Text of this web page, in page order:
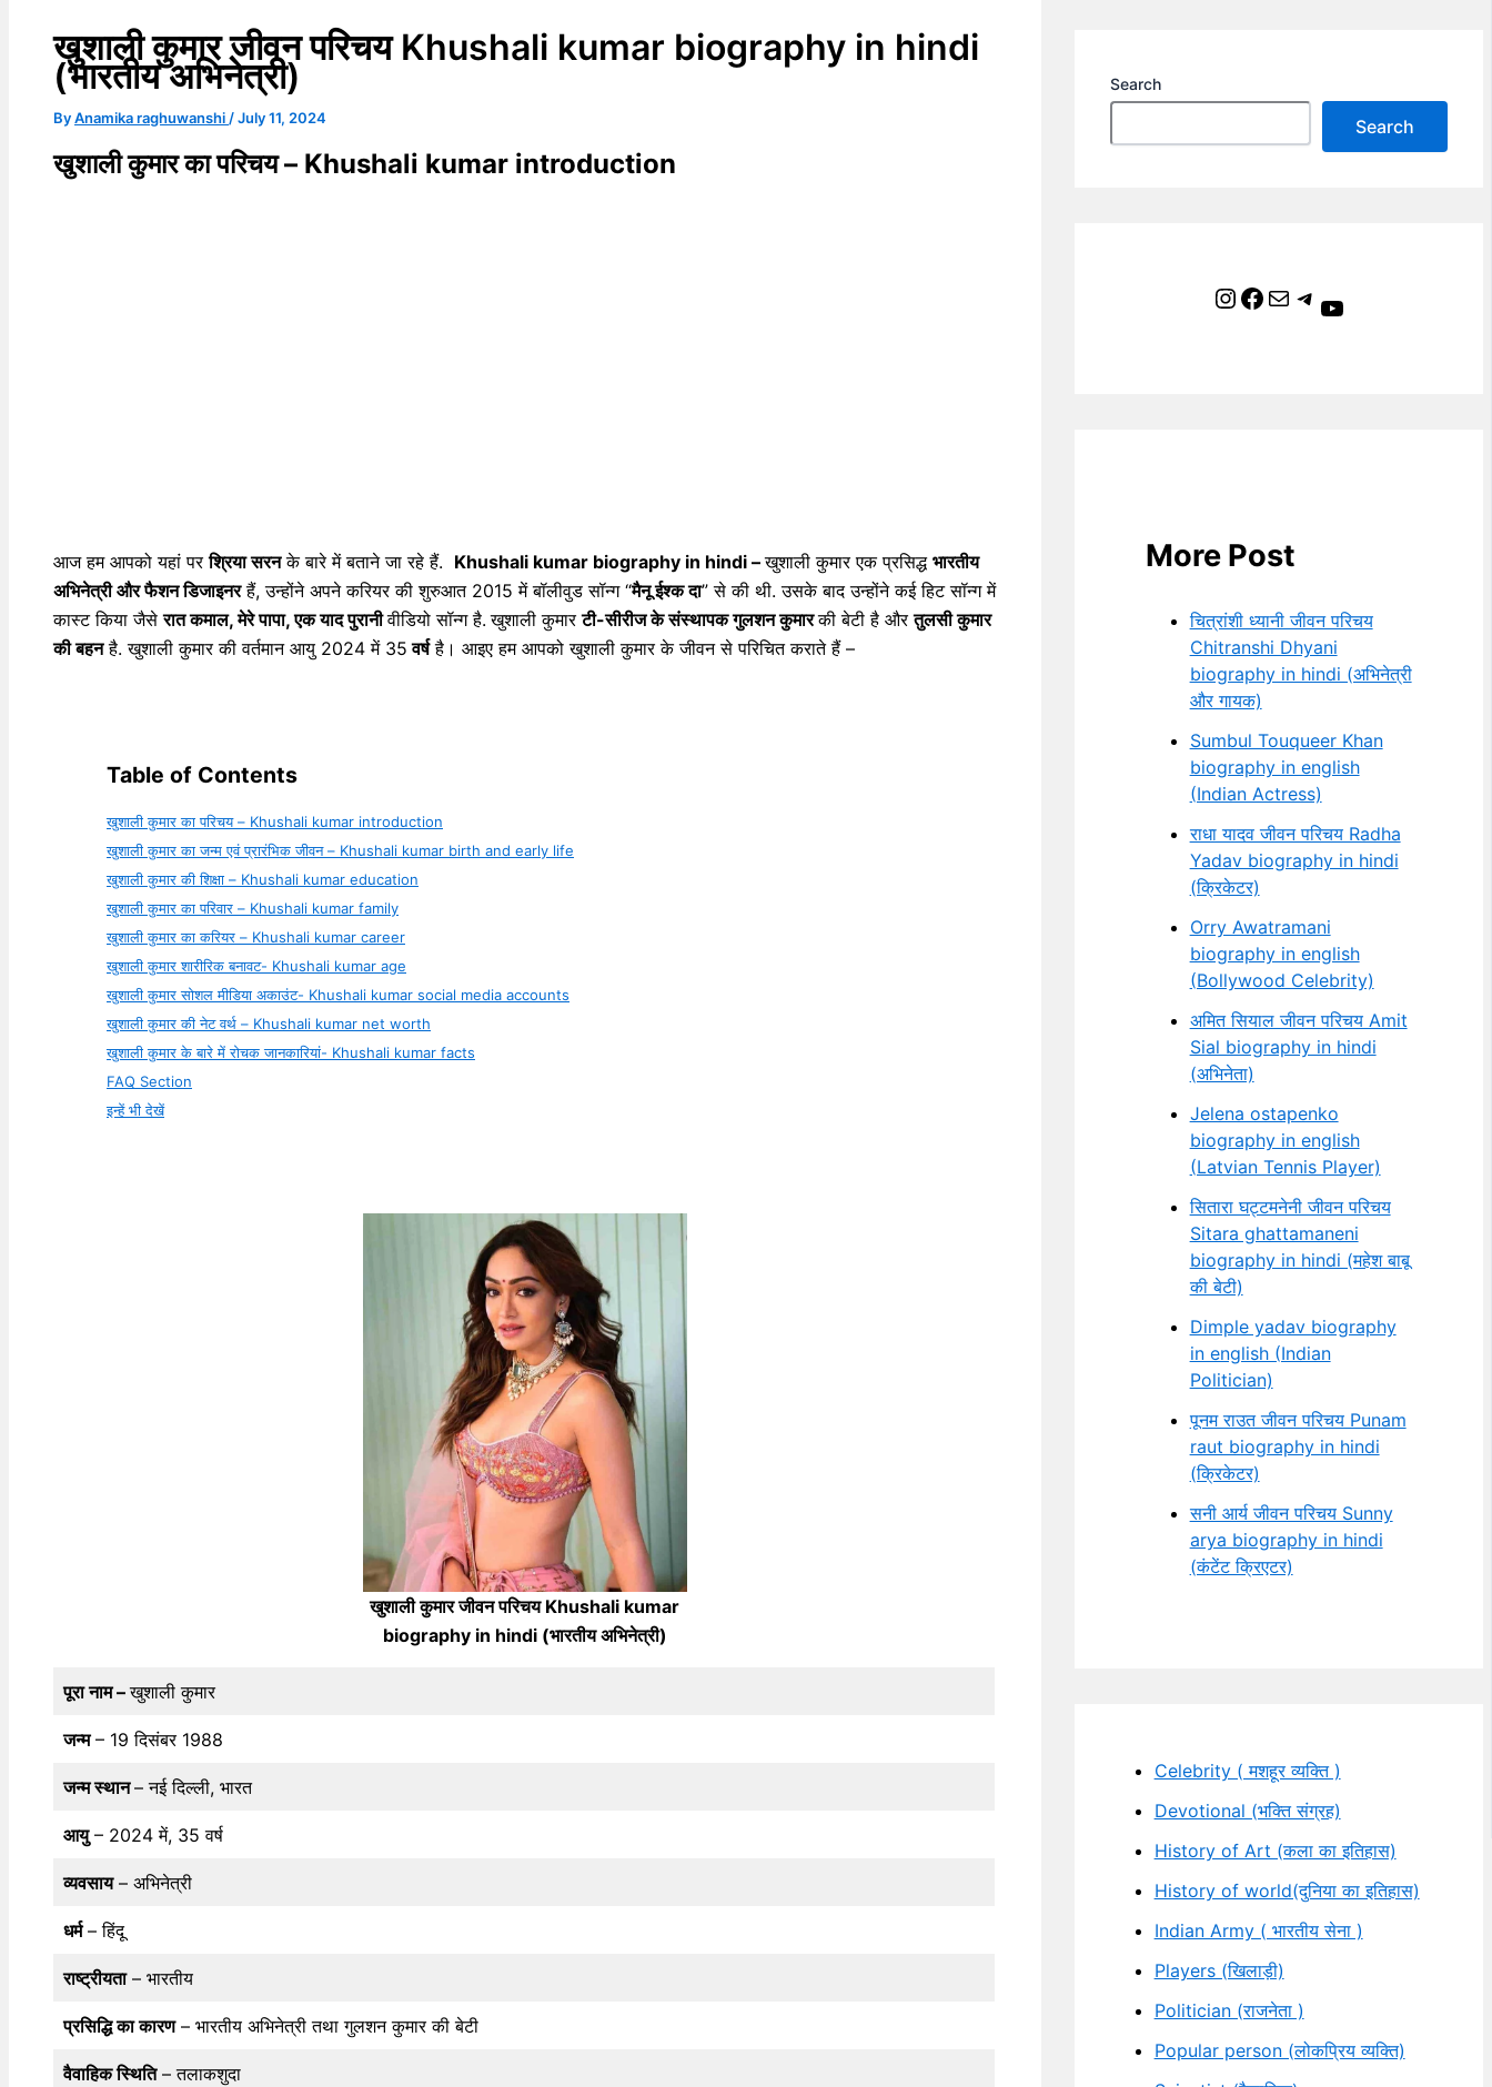
खुशाली कुमार जीवन परिचय Khushali kumar biography in hindi
(भारतीय अभिनेत्री)
ByAnamika raghuwanshi /July 11, 2024
खुशाली कुमार का परिचय – Khushali kumar introduction
आज हम आपको यहां परश्रिया सरनके बारे में बताने जा रहे हैं. Khushali kumar biography in hindi –खुशाली कुमार एक प्रसिद्ध भारतीय
अभिनेत्री और फैशन डिजाइनरहैं, उन्होंने अपने करियर की शुरुआत 2015 में बॉलीवुड सॉन्ग “मैनू ईश्क दा” से की थी. उसके बाद उन्होंने कई हिट सॉन्ग में
कास्ट किया जैसेरात कमाल, मेरे पापा, एक याद पुरानीवीडियो सॉन्ग है. खुशाली कुमारटी-सीरीज के संस्थापक गुलशन कुमारकी बेटी है औरतुलसी कुमार
की बहनहै. खुशाली कुमार की वर्तमान आयु 2024 में 35 वर्षहै। आइए हम आपको खुशाली कुमार के जीवन से परिचित कराते हैं –
Table of Contents
खुशाली कुमार का परिचय – Khushali kumar introduction
खुशाली कुमार का जन्म एवं प्रारंभिक जीवन – Khushali kumar birth and early life
खुशाली कुमार की शिक्षा – Khushali kumar education
खुशाली कुमार का परिवार – Khushali kumar family
खुशाली कुमार का करियर – Khushali kumar career
खुशाली कुमार शारीरिक बनावट- Khushali kumar age
खुशाली कुमार सोशल मीडिया अकाउंट- Khushali kumar social media accounts
खुशाली कुमार की नेट वर्थ – Khushali kumar net worth
खुशाली कुमार के बारे में रोचक जानकारियां- Khushali kumar facts
FAQ Section
इन्हें भी देखें
खुशाली कुमार जीवन परिचय Khushali kumar
biography in hindi (भारतीय अभिनेत्री)
पूरा नाम –खुशाली कुमार
जन्म– 19 दिसंबर 1988
जन्म स्थान– नई दिल्ली, भारत
आयु– 2024 में, 35 वर्ष
व्यवसाय– अभिनेत्री
धर्म– हिंदू
राष्ट्रीयता– भारतीय
प्रसिद्धि का कारण– भारतीय अभिनेत्री तथा गुलशन कुमार की बेटी
वैवाहिक स्थिति– तलाकशुदा
Search
Search
Instagram Facebook Mail Telegram YouTube
More Post
चित्रांशी ध्यानी जीवन परिचय
Chitranshi Dhyani
biography in hindi (अभिनेत्री
और गायक)
Sumbul Touqueer Khan
biography in english
(Indian Actress)
राधा यादव जीवन परिचय Radha
Yadav biography in hindi
(क्रिकेटर)
Orry Awatramani
biography in english
(Bollywood Celebrity)
अमित सियाल जीवन परिचय Amit
Sial biography in hindi
(अभिनेता)
Jelena ostapenko
biography in english
(Latvian Tennis Player)
सितारा घट्टमनेनी जीवन परिचय
Sitara ghattamaneni
biography in hindi (महेश बाबू
की बेटी)
Dimple yadav biography
in english (Indian
Politician)
पूनम राउत जीवन परिचय Punam
raut biography in hindi
(क्रिकेटर)
सनी आर्य जीवन परिचय Sunny
arya biography in hindi
(कंटेंट क्रिएटर)
Celebrity ( मशहूर व्यक्ति )
Devotional (भक्ति संग्रह)
History of Art (कला का इतिहास)
History of world(दुनिया का इतिहास)
Indian Army ( भारतीय सेना )
Players (खिलाड़ी)
Politician (राजनेता )
Popular person (लोकप्रिय व्यक्ति)